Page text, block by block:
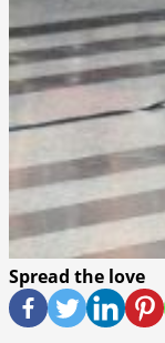
Spread the love